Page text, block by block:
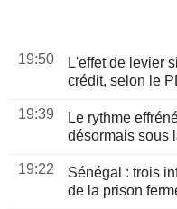
19:50
L'effet de levier
crédit, selon le
19:39
Le rythme
désormais sous
19:22
Sénégal : trois
de la prison